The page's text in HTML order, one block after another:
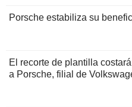
Porsche estabiliza su
El recorte de plantilla
a Porsche, filial de